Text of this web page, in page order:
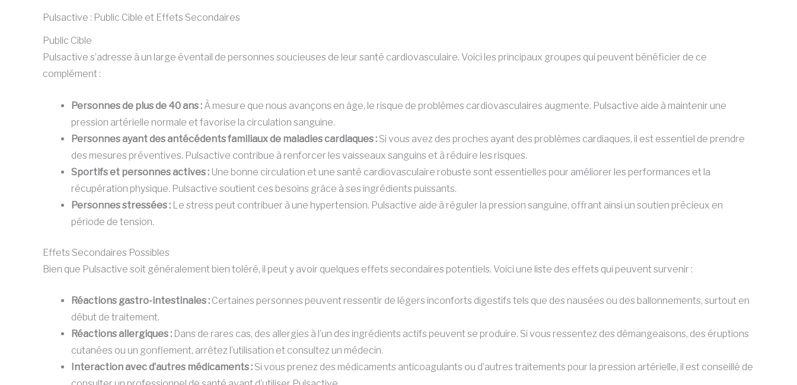
Pulsactive : Public Cible et Effets Secondaires
Public Cible
Pulsactive s’adresse à un large éventail de personnes soucieuses de leur santé cardiovasculaire. Voici les principaux groupes qui peuvent bénéficier de ce
complément :
Personnes de plus de 40 ans : À mesure que nous avançons en âge, le risque de problèmes cardiovasculaires augmente. Pulsactive aide à maintenir une
pression artérielle normale et favorise la circulation sanguine.
Personnes ayant des antécédents familiaux de maladies cardiaques : Si vous avez des proches ayant des problèmes cardiaques, il est essentiel de prendre
des mesures préventives. Pulsactive contribue à renforcer les vaisseaux sanguins et à réduire les risques.
Sportifs et personnes actives : Une bonne circulation et une santé cardiovasculaire robuste sont essentielles pour améliorer les performances et la
récupération physique. Pulsactive soutient ces besoins grâce à ses ingrédients puissants.
Personnes stressées : Le stress peut contribuer à une hypertension. Pulsactive aide à réguler la pression sanguine, offrant ainsi un soutien précieux en
période de tension.
Effets Secondaires Possibles
Bien que Pulsactive soit généralement bien toléré, il peut y avoir quelques effets secondaires potentiels. Voici une liste des effets qui peuvent survenir :
Réactions gastro-intestinales : Certaines personnes peuvent ressentir de légers inconforts digestifs tels que des nausées ou des ballonnements, surtout en
début de traitement.
Réactions allergiques : Dans de rares cas, des allergies à l’un des ingrédients actifs peuvent se produire. Si vous ressentez des démangeaisons, des éruptions
cutanées ou un gonflement, arrêtez l’utilisation et consultez un médecin.
Interaction avec d’autres médicaments : Si vous prenez des médicaments anticoagulants ou d’autres traitements pour la pression artérielle, il est conseillé de